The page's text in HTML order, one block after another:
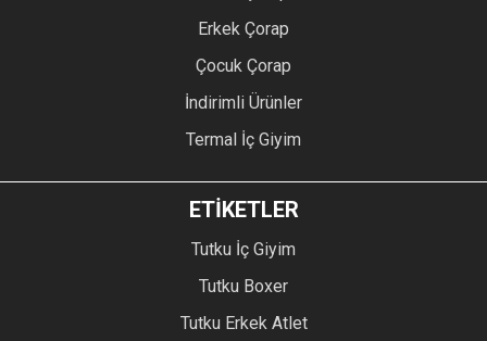
Erkek Çorap
Çocuk Çorap
İndirimli Ürünler
Termal İç Giyim
ETİKETLER
Tutku İç Giyim
Tutku Boxer
Tutku Erkek Atlet